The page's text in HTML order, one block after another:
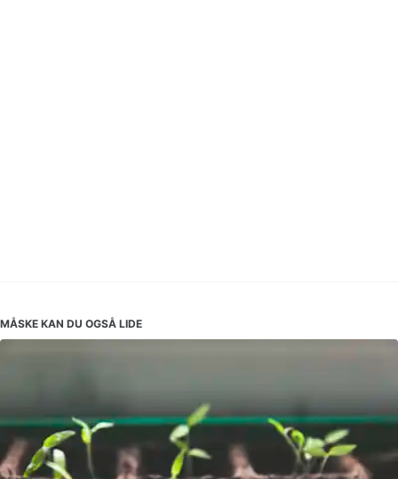
MÅSKE KAN DU OGSÅ LIDE